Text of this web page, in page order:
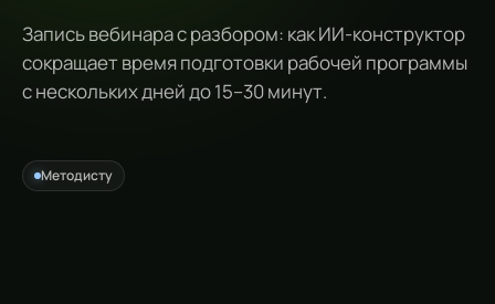
Запись вебинара с разбором: как ИИ-конструктор
сокращает время подготовки рабочей программы
с нескольких дней до 15–30 минут.
Методисту